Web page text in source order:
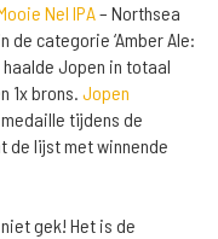
Nel IPA– Northsea
de categorie ‘Amber Ale:
haalde Jopen in totaal
1x brons. Jopen
tijdens de
de lijst met winnende
gek! Het is de